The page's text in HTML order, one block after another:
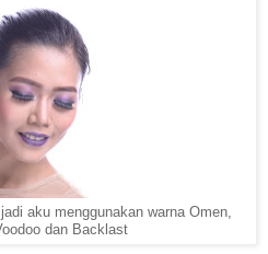
aku menggunakan warna Omen,
dan Backlast